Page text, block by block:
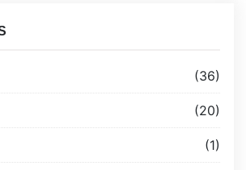
(36)
(20)
(1)